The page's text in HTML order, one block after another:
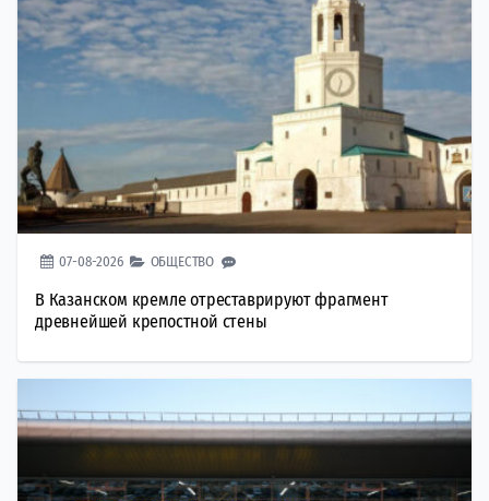
07-08-2026 ОБЩЕСТВО
В Казанском кремле отреставрируют фрагмент
древнейшей крепостной стены